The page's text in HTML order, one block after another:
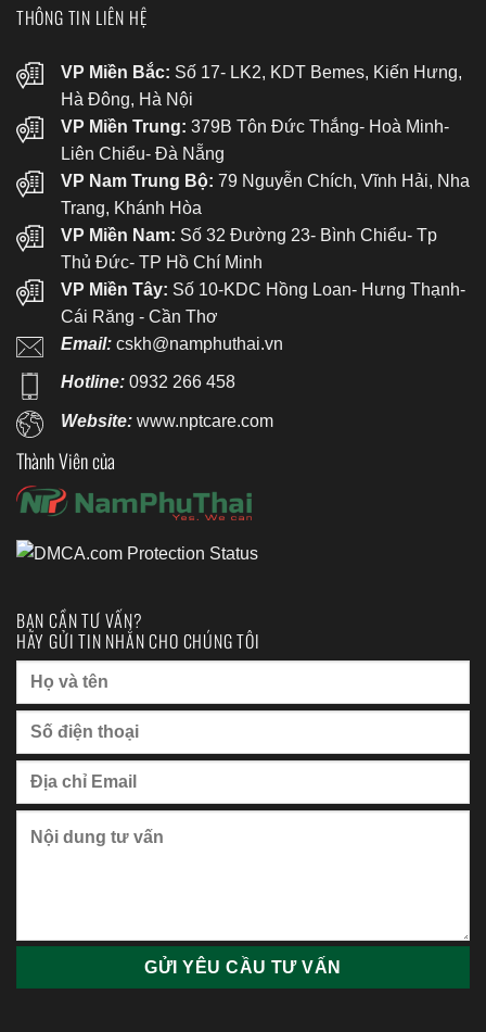
THÔNG TIN LIÊN HỆ
VP Miền Bắc: Số 17- LK2, KDT Bemes, Kiến Hưng,
Hà Đông, Hà Nội
VP Miền Trung: 379B Tôn Đức Thắng- Hoà Minh-
Liên Chiểu- Đà Nẵng
VP Nam Trung Bộ: 79 Nguyễn Chích, Vĩnh Hải, Nha
Trang, Khánh Hòa
VP Miền Nam: Số 32 Đường 23- Bình Chiểu- Tp
Thủ Đức- TP Hồ Chí Minh
VP Miền Tây: Số 10-KDC Hồng Loan- Hưng Thạnh-
Cái Răng - Cần Thơ
Email: cskh@namphuthai.vn
Hotline: 0932 266 458
Website:www.nptcare.com
Thành Viên của
BẠN CẦN TƯ VẤN?
HÃY GỬI TIN NHẮN CHO CHÚNG TÔI